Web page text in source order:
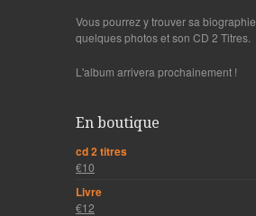
Vous pourrez y trouver sa biographie,
quelques photos et son CD 2 Titres.
L'album arrivera prochainement !
En boutique
cd 2 titres
€10
Livre
€12